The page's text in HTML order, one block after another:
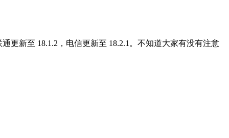
更新至 18.1.2，电信更新至 18.2.1。不知道大家有没有注意